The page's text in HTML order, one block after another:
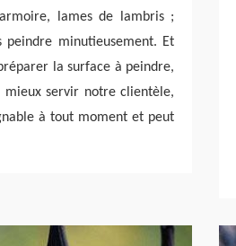
lames de lambris ;
minutieusement. Et
la surface à peindre,
mieux servir notre clientèle,
à tout moment et peut